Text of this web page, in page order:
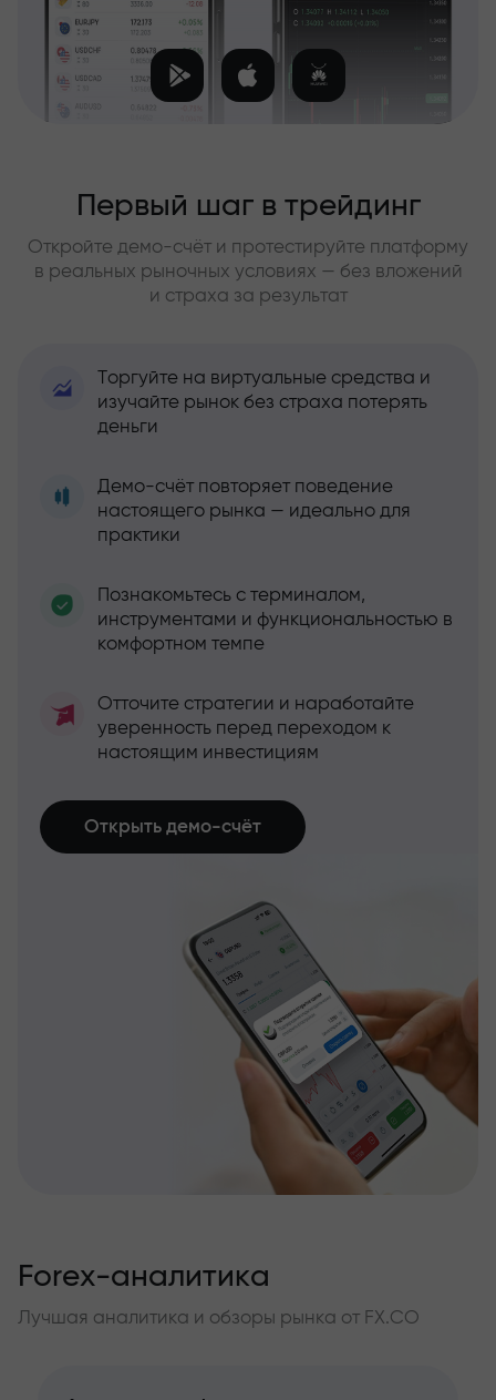
Первый шаг в трейдинг
Откройте демо-счёт и протестируйте платформу
в реальных рыночных условиях — без вложений
и страха за результат
Торгуйте на виртуальные средства и
изучайте рынок без страха потерять
деньги
Демо-счёт повторяет поведение
настоящего рынка — идеально для
практики
Познакомьтесь с терминалом,
инструментами и функциональностью в
комфортном темпе
Отточите стратегии и наработайте
уверенность перед переходом к
настоящим инвестициям
Открыть демо-счёт
Forex-аналитика
Лучшая аналитика и обзоры рынка от FX.CO